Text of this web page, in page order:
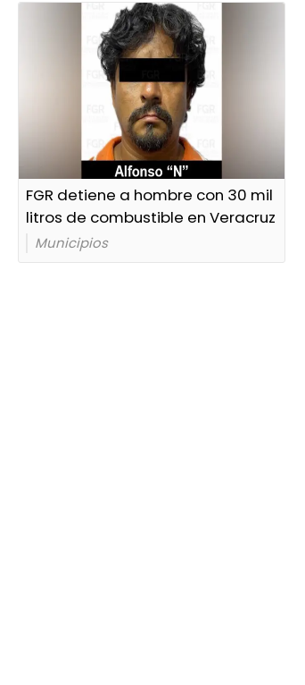
FGR detiene a hombre con 30 mil
litros de combustible en Veracruz
Municipios